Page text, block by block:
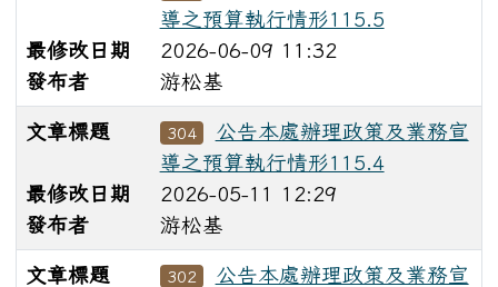
導之預算執行情形115.5
最修改日期
2026-06-09 11:32
發布者
游松基
文章標題 304
公告本處辦理政策及業務宣
導之預算執行情形115.4
最修改日期
2026-05-11 12:29
發布者
游松基
文章標題 302
公告本處辦理政策及業務宣